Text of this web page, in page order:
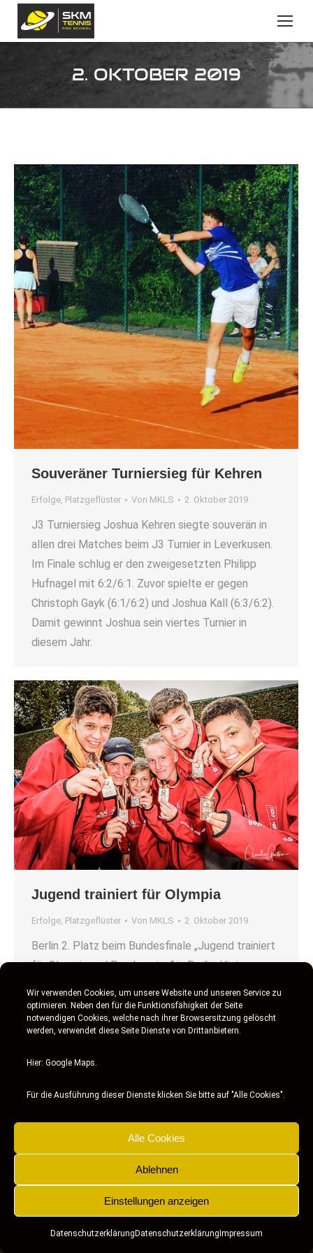
Wir verwenden Cookies, um unsere Website und unseren Service zu
optimieren. Neben den für die Funktionsfähigkeit der Seite
notwendigen Cookies, welche nach ihrer Browsersitzung gelöscht
werden, verwendet diese Seite Dienste von Drittanbietern.
Hier: Google Maps.
Für die Ausführung dieser Dienste klicken Sie bitte auf "Alle Cookies".
Alle Cookies
Ablehnen
Einstellungen anzeigen
Datenschutzerklärung Datenschutzerklärung Impressum
2. OKTOBER 2019
Souveräner Turniersieg für Kehren
Erfolge, Platzgeflüster Von MKLS 2. Oktober 2019
J3 Turniersieg Joshua Kehren siegte souverän in
allen drei Matches beim J3 Turnier in Leverkusen.
Im Finale schlug er den zweigesetzten Philipp
Hufnagel mit 6:2/6:1. Zuvor spielte er gegen
Christoph Gayk (6:1/6:2) und Joshua Kall (6:3/6:2).
Damit gewinnt Joshua sein viertes Turnier in
diesem Jahr.
Jugend trainiert für Olympia
Erfolge, Platzgeflüster Von MKLS 2. Oktober 2019
Berlin 2. Platz beim Bundesfinale „Jugend trainiert
für Olympia und Paralympics“ in Berlin. Hinter uns
Tennismannschaft des Marie-Curie-Gymnasiums
beim Bundesfinale „Jugend trainiert“ zusammen
Disziplinen. Finn, Jan, Joshua, Max, Noah und ich
Bundesfinale in…
2021 SKM Pro Tennisschule Solingen